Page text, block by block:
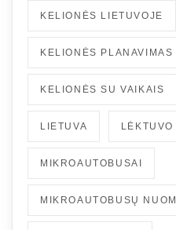
KELIONĖS LIETUVOJE
KELIONĖS PLANAVIMAS
KELIONĖS SU VAIKAIS
LIETUVA LĖKTUVO
MIKROAUTOBUSAI
MIKROAUTOBUSŲ